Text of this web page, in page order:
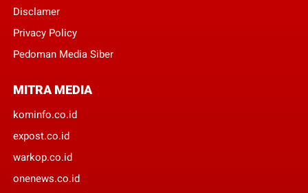
Disclamer
Privacy Policy
Pedoman Media Siber
MITRA MEDIA
kominfo.co.id
expost.co.id
warkop.co.id
onenews.co.id